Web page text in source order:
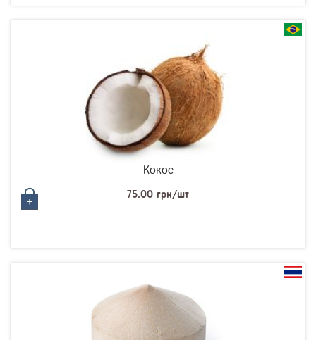
Кокос
75.00 грн/шт